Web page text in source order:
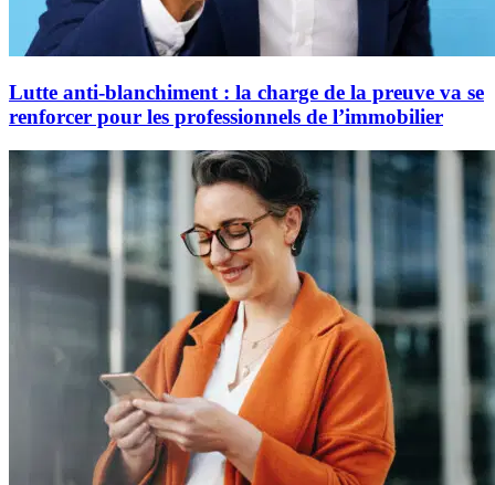
Lutte anti-blanchiment : la charge de la preuve va se
renforcer pour les professionnels de l’immobilier